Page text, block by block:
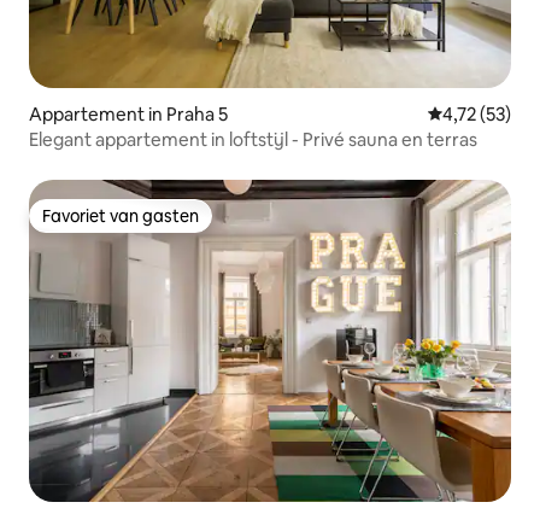
Appartement in Praha 5 Gemiddelde
4,72 (53)
Elegant appartement in loftstijl - Privé sauna en terras
Favoriet van gasten
Favoriet van gasten